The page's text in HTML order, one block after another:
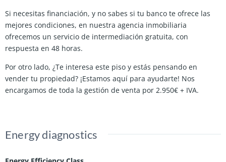
Si necesitas financiación, y no sabes si tu banco te ofrece las
mejores condiciones, en nuestra agencia inmobiliaria
ofrecemos un servicio de intermediación gratuita, con
respuesta en 48 horas.
Por otro lado, ¿Te interesa este piso y estás pensando en
vender tu propiedad? ¡Estamos aquí para ayudarte! Nos
encargamos de toda la gestión de venta por 2.950€ + IVA.
Energy diagnostics